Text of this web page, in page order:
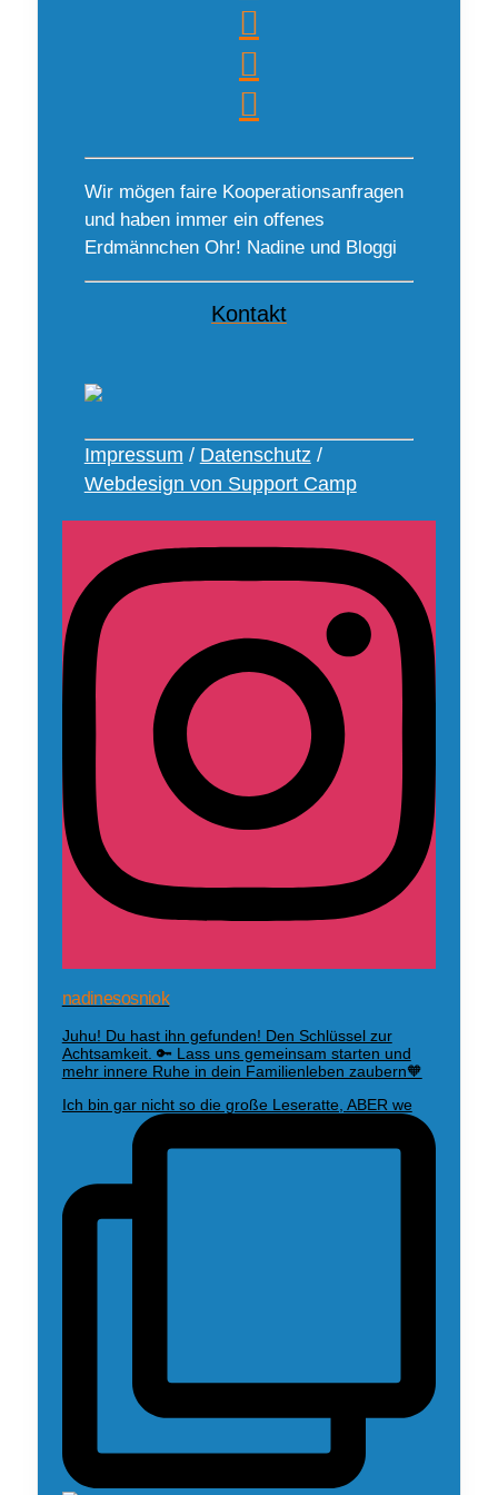
Wir mögen faire Kooperationsanfragen
und haben immer ein offenes
Erdmännchen Ohr! Nadine und Bloggi
Kontakt
Impressum / Datenschutz /
Webdesign von Support Camp
nadinesosniok
Juhu! Du hast ihn gefunden! Den Schlüssel zur
Achtsamkeit. 🔑 Lass uns gemeinsam starten und
mehr innere Ruhe in dein Familienleben zaubern🧡
Ich bin gar nicht so die große Leseratte, ABER we